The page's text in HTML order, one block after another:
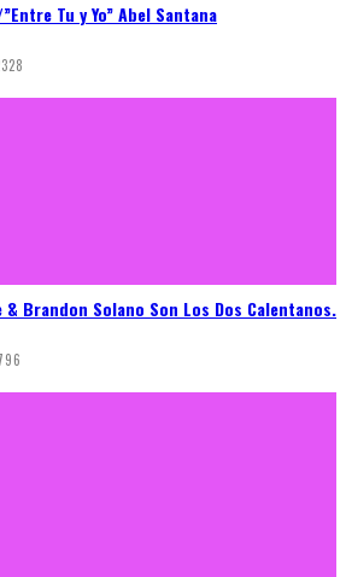
Tu y Yo” Abel Santana
& Brandon Solano Son Los Dos Calentanos.